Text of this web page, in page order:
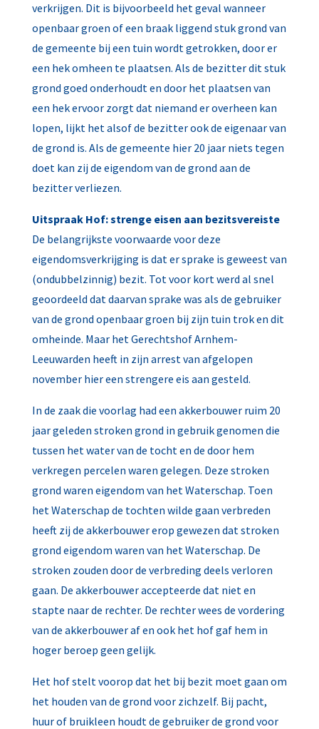
verkrijgen. Dit is bijvoorbeeld het geval wanneer
openbaar groen of een braak liggend stuk grond van
de gemeente bij een tuin wordt getrokken, door er
een hek omheen te plaatsen. Als de bezitter dit stuk
grond goed onderhoudt en door het plaatsen van
een hek ervoor zorgt dat niemand er overheen kan
lopen, lijkt het alsof de bezitter ook de eigenaar van
de grond is. Als de gemeente hier 20 jaar niets tegen
doet kan zij de eigendom van de grond aan de
bezitter verliezen.
Uitspraak Hof: strenge eisen aan bezitsvereiste
De belangrijkste voorwaarde voor deze
eigendomsverkrijging is dat er sprake is geweest van
(ondubbelzinnig) bezit. Tot voor kort werd al snel
geoordeeld dat daarvan sprake was als de gebruiker
van de grond openbaar groen bij zijn tuin trok en dit
omheinde. Maar het Gerechtshof Arnhem-
Leeuwarden heeft in zijn arrest van afgelopen
november hier een strengere eis aan gesteld.
In de zaak die voorlag had een akkerbouwer ruim 20
jaar geleden stroken grond in gebruik genomen die
tussen het water van de tocht en de door hem
verkregen percelen waren gelegen. Deze stroken
grond waren eigendom van het Waterschap. Toen
het Waterschap de tochten wilde gaan verbreden
heeft zij de akkerbouwer erop gewezen dat stroken
grond eigendom waren van het Waterschap. De
stroken zouden door de verbreding deels verloren
gaan. De akkerbouwer accepteerde dat niet en
stapte naar de rechter. De rechter wees de vordering
van de akkerbouwer af en ook het hof gaf hem in
hoger beroep geen gelijk.
Het hof stelt voorop dat het bij bezit moet gaan om
het houden van de grond voor zichzelf. Bij pacht,
huur of bruikleen houdt de gebruiker de grond voor